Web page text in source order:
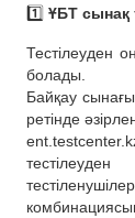
1️⃣ ҰБТ сынақ
Тестілеуден
болады.
Байқау
ретінде